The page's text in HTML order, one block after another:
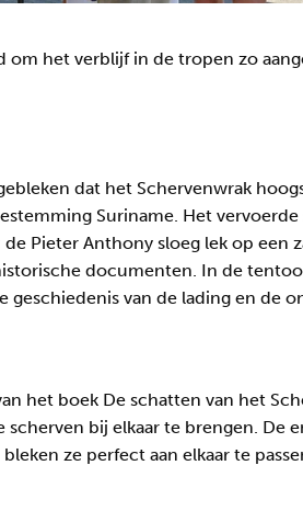
om het verblijf in de tropen zo
dat het Schervenwrak
Suriname. Het
Pieter Anthony sloeg lek op een
documenten. In de
van de lading en de
het boek De schatten van het
bij elkaar te brengen. De
ze perfect aan elkaar te